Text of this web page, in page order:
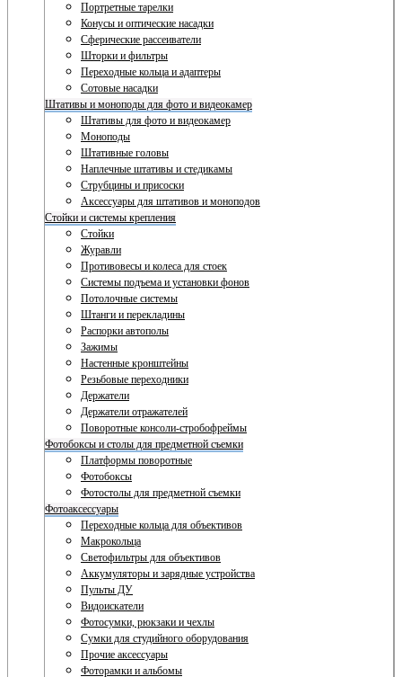
Портретные тарелки
Конусы и оптические насадки
Сферические рассеиватели
Шторки и фильтры
Переходные кольца и адаптеры
Сотовые насадки
Штативы и моноподы для фото и видеокамер
Штативы для фото и видеокамер
Моноподы
Штативные головы
Наплечные штативы и стедикамы
Струбцины и присоски
Аксессуары для штативов и моноподов
Стойки и системы крепления
Стойки
Журавли
Противовесы и колеса для стоек
Системы подъема и установки фонов
Потолочные системы
Штанги и перекладины
Распорки автополы
Зажимы
Настенные кронштейны
Резьбовые переходники
Держатели
Держатели отражателей
Поворотные консоли-стробофреймы
Фотобоксы и столы для предметной съемки
Платформы поворотные
Фотобоксы
Фотостолы для предметной съемки
Фотоаксессуары
Переходные кольца для объективов
Макрокольца
Светофильтры для объективов
Аккумуляторы и зарядные устройства
Пульты ДУ
Видоискатели
Фотосумки, рюкзаки и чехлы
Сумки для студийного оборудования
Прочие аксессуары
Фоторамки и альбомы